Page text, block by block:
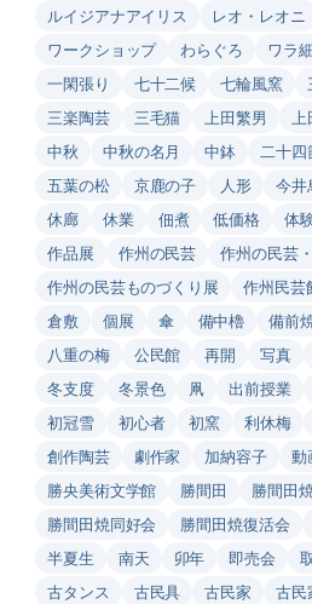
ルイジアナアイリス
レオ・レオニ
ワークショップ
わらぐろ ワラ
一閑張り
七十二候 七輪風窯
三楽陶芸
三毛猫 上田繁男
中秋
中秋の名月 中鉢 二十
五葉の松
京鹿の子 人形 今井
休廊
休業 佃煮 低価格 体
作品展
作州の民芸
作州の民芸
作州の民芸ものづくり展
作州民芸
倉敷
個展 傘 備中櫓 備前
八重の梅
公民館 再開 写真
冬支度
冬景色 凧 出前授業
初冠雪
初心者 初窯 利休梅
創作陶芸
劇作家 加納容子 動
勝央美術文学館
勝間田 勝間田
勝間田焼同好会
勝間田焼復活会
半夏生
南天 卯年 即売会
古タンス
古民具 古民家
古民